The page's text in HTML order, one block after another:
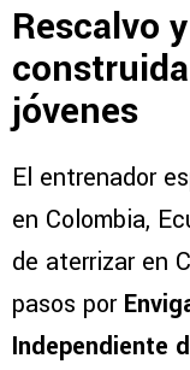
Rescalvo
jóvenes
El entrenador
en Colombia,
de aterrizar en
pasos por
Independiente